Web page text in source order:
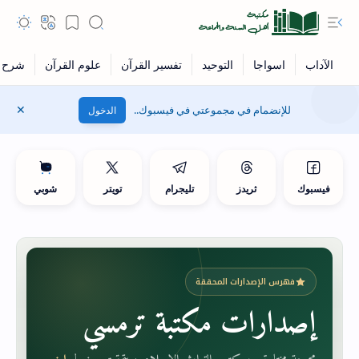
للإنضمام في مجموعتي في فيسبوك.. الدخول
فيسبوك ثريدز تليجرام تويتر شوبي
فهرس الإصدارات المحققة
إصدارات مكتبة ترمسي